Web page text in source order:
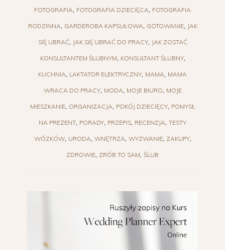
FOTOGRAFIA FOTOGRAFIA DZIECIĘCA FOTOGRAFIA
RODZINNA GARDEROBA KAPSUŁOWA GOTOWANIE JAK
SIĘ UBRAĆ JAK SIĘ UBRAĆ DO PRACY JAK ZOSTAĆ
KONSULTANTEM ŚLUBNYM KONSULTANT ŚLUBNY
KUCHNIA LAKTATOR ELEKTRYCZNY MAMA MAMA
WRACA DO PRACY MODA MOJE BIURO MOJE
MIESZKANIE ORGANIZACJA POKÓJ DZIECIĘCY POMYSŁ
NA PREZENT PORADY PRZEPIS RECENZJA TESTY
WÓZKÓW URODA WNĘTRZA WYZWANIE ZAKUPY
ZDROWIE ZRÓB TO SAM ŚLUB